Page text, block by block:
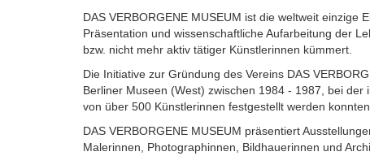
DAS VERBORGENE MUSEUM ist die weltweit
Präsentation und wissenschaftliche Aufarbeitung der
bzw. nicht mehr aktiv tätiger Künstlerinnen kümmert.
Die Initiative zur Gründung des Vereins DAS
Berliner Museen (West) zwischen 1984 - 1987, bei
von über 500 Künstlerinnen festgestellt werden
DAS VERBORGENE MUSEUM präsentiert
Malerinnen, Photographinnen, Bildhauerinnen und